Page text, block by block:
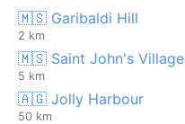
🇲🇸 Garibaldi Hill
2 km
🇲🇸 Saint John's Village
5 km
🇦🇬 Jolly Harbour
50 km